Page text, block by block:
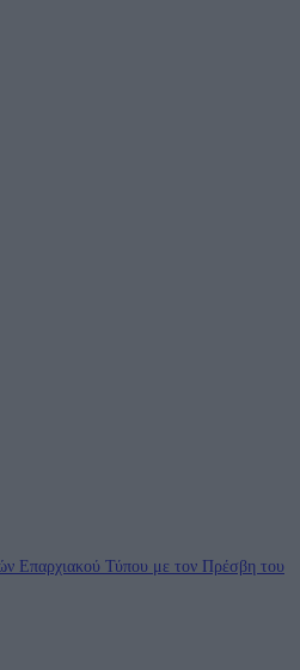
Επαρχιακού Τύπου με τον Πρέσβη του